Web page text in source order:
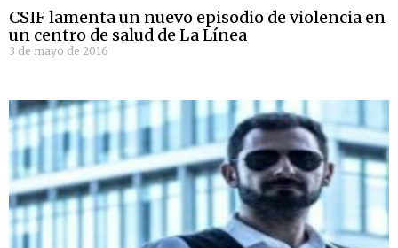
CSIF lamenta un nuevo episodio de violencia en
un centro de salud de La Línea
3 de mayo de 2016